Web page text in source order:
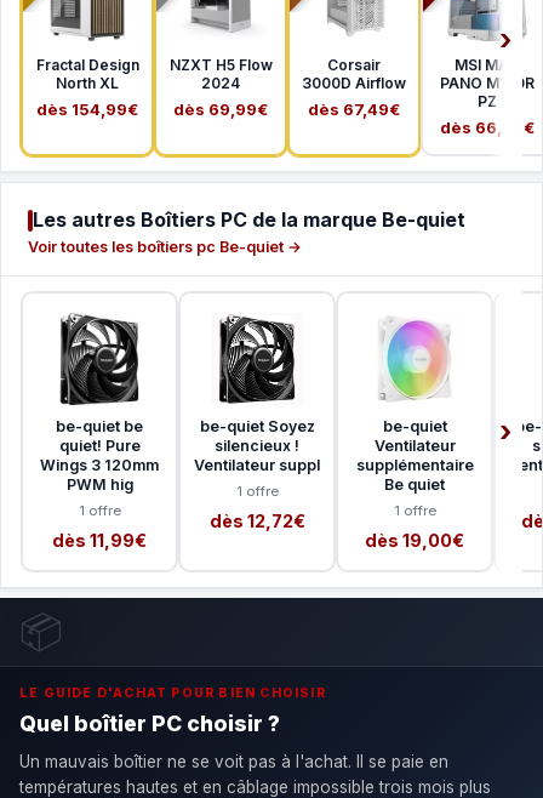
Fractal Design
North XL
dès 154,99€
NZXT H5 Flow
2024
dès 69,99€
Corsair
3000D Airflow
dès 67,49€
MSI MAG
PANO M100R
PZ
dès 66,99€
Les autres Boîtiers PC de la marque Be-quiet
Voir toutes les boîtiers pc Be-quiet →
be-quiet be
quiet! Pure
Wings 3 120mm
PWM hig
1 offre
dès 11,99€
be-quiet Soyez
silencieux !
Ventilateur suppl
1 offre
dès 12,72€
be-quiet
Ventilateur
supplémentaire
Be quiet
1 offre
dès 19,00€
📦
LE GUIDE D'ACHAT POUR BIEN CHOISIR
Quel boîtier PC choisir ?
Un mauvais boîtier ne se voit pas à l'achat. Il se paie en
températures hautes et en câblage impossible trois mois plus